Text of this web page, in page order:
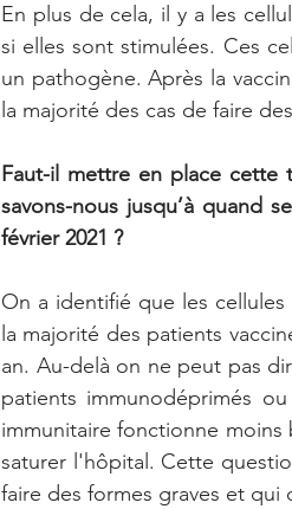
En plus de cela, il y a les
si elles sont stimulées. Ces
un pathogène. Après la
la majorité des cas de faire
Faut-il mettre en place cette
savons-nous jusqu’à quand
février 2021 ?
On a identifié que les
la majorité des patients
an. Au-delà on ne peut pas
patients immunodéprimés
immunitaire fonctionne
saturer l'hôpital. Cette
faire des formes graves et